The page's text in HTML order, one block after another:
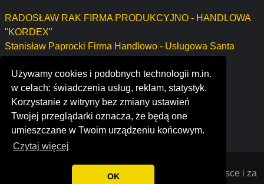
Używamy cookies i podobnych technologii m.in.
w celach: świadczenia usług, reklam, statystyk.
Korzystanie z witryny bez zmiany ustawień
Twojej przeglądarki oznacza, że będą one
umieszczane w Twoim urządzeniu końcowym.
Czytaj więcej
OK
RADOSŁAW RAK FIRMA PRODUKCYJNO - HANDLOWA
"KORDEX"
Stanisław Paprocki Firma Handlowo - Usługowa Santa
telenorba s.p.a.
fast sign system - india
hi-tech auto body, inc.
staffaway
© 2022 Opinie o firmach założonych w Polsce i za